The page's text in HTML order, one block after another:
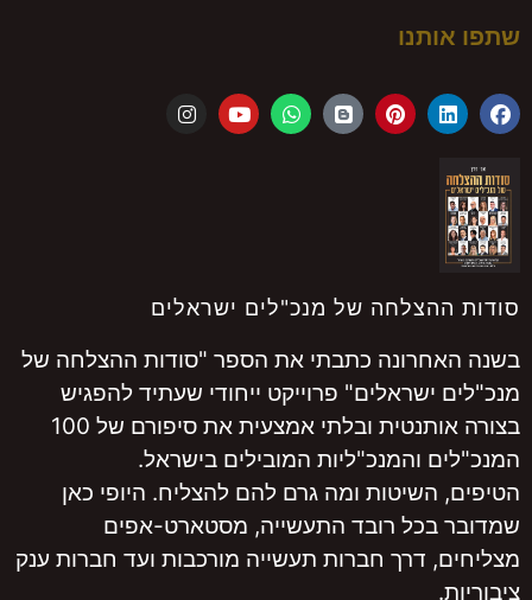
שתפו אותנו
סודות ההצלחה של מנכ"לים ישראלים
בשנה האחרונה כתבתי את הספר "סודות ההצלחה של
מנכ"לים ישראלים" פרוייקט ייחודי שעתיד להפגיש
בצורה אותנטית ובלתי אמצעית את סיפורם של 100
המנכ"לים והמנכ"ליות המובילים בישראל.
הטיפים, השיטות ומה גרם להם להצליח. היופי כאן
שמדובר בכל רובד התעשייה, מסטארט-אפים
מצליחים, דרך חברות תעשייה מורכבות ועד חברות ענק
ציבוריות.